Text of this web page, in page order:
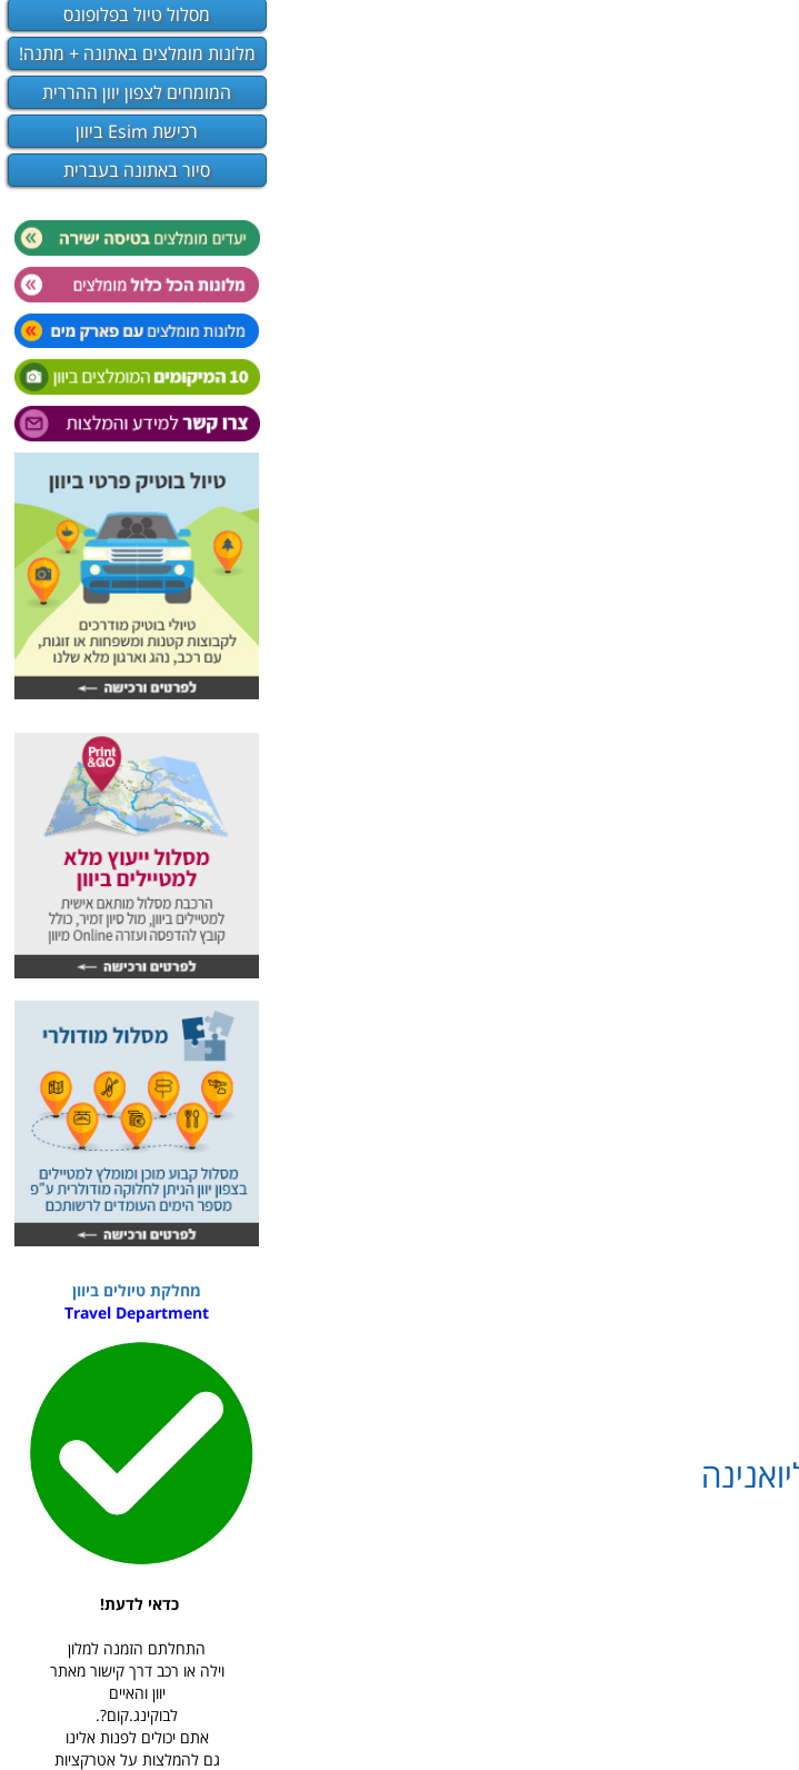
מסלול טיול בפלופונס
מלונות מומלצים באתונה + מתנה!
המומחים לצפון יוון ההררית
רכישת Esim ביוון
סיור באתונה בעברית
מחלקת טיולים ביוון
Travel Department
כדאי לדעת!
התחלתם הזמנה למלון
וילה או רכב דרך קישור מאתר
יוון והאיים
לבוקינג.קום?.
אתם יכולים לפנות אלינו
גם להמלצות על אטרקציות